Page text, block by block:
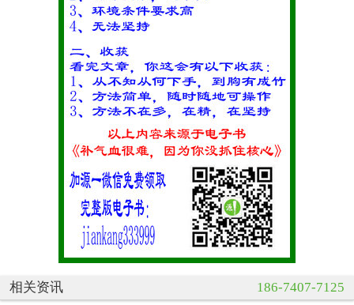
相关资讯 186-7407-7125